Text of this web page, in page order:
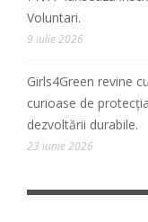
Voluntari.
9 iulie 2026
Girls4Green revine
curioase de
dezvoltării durabile.
23 iunie 2026